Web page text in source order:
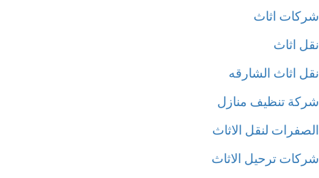
اثاث
اثاث
اثاث الشارقه
تنظيف منازل
لنقل الاثاث
ترحيل الاثاث